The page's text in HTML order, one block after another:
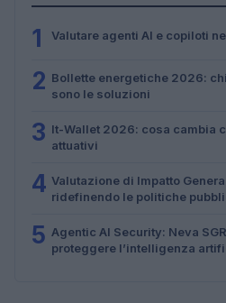
1 Valutare agenti AI e copiloti
2 Bollette energetiche 2026:
sono le soluzioni
3 It-Wallet 2026: cosa cambia
attuativi
4 Valutazione di Impatto
ridefinendo le politiche
5 Agentic AI Security: Neva
proteggere l’intelligenza